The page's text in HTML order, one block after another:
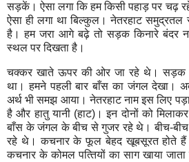
सड़कें। ऐसा लगा कि‍ हम कि‍सी पहाड़ पर चढ़
ऐसा ही लगा था बि‍ल्‍कुल। नेतरहाट
है। हम जरा आगे बढ़े तो सड़क कि‍नारे बंदर
स्‍थल पर दि‍खता है।
चक्‍कर खाते ऊपर की ओर जा रहे थे। सड़क
था। हमने पहली बार बाँस का जंगल देखा।
अर्थ भी समझ आया। नेतरहाट नाम इस लि‍ए
है और हातु यानी‍ (हाट)। इन दोनों को
बाँस के जंगल के बीच से गुजर रहे थे। बीच-
रहे थे। कचनार के फूल बेहद खूबसूरत होते
कचनार के कोमल पत्‍ति‍यों का साग खाया जाता